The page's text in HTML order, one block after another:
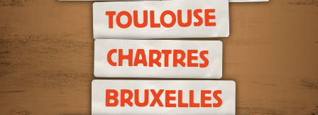
TOULOUSE
CHARTRES
BRUXELLES